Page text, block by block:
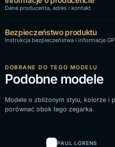
Dane producenta, adres i kontakt
Bezpieczeństwo produktu
Instrukcja bezpieczeństwa i informacje
DOBRANE DO TEGO MODELU
Podobne modele
Modele o zbliżonym stylu, kolorze i
porównać obok tego zegarka.
PAUL LORENS